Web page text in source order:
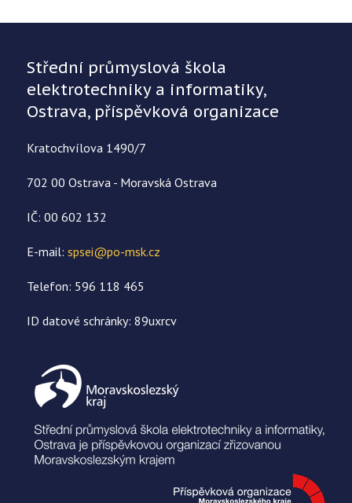
Střední průmyslová škola
elektrotechniky a informatiky,
Ostrava, příspěvková organizace
Kratochvílova 1490/7
702 00 Ostrava - Moravská Ostrava
IČ: 00 602 132
E-mail: spsei@po-msk.cz
Telefon: 596 118 465
ID datové schránky: 89uxrcv